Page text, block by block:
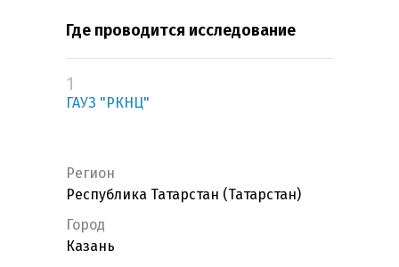
Где проводится исследование
1
ГАУЗ "РКНЦ"
Регион
Республика Татарстан (Татарстан)
Город
Казань